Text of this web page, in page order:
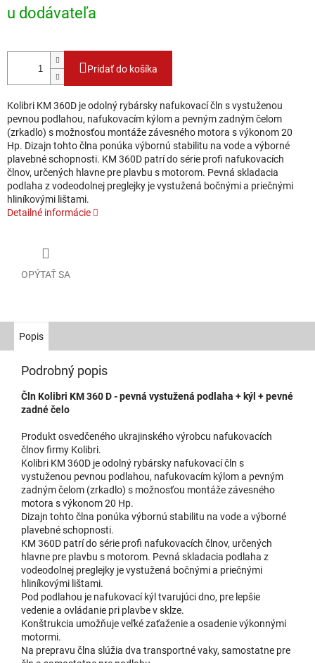
u dodávateľa
Pridať do košíka
Kolibri KM 360D je odolný rybársky nafukovací čln s vystuženou
pevnou podlahou, nafukovacím kýlom a pevným zadným čelom
(zrkadlo) s možnosťou montáže závesného motora s výkonom 20
Hp. Dizajn tohto člna ponúka výbornú stabilitu na vode a výborné
plavebné schopnosti. KM 360D patrí do série profi nafukovacích
člnov, určených hlavne pre plavbu s motorom. Pevná skladacia
podlaha z vodeodolnej preglejky je vystužená bočnými a priečnými
hliníkovými lištami.
Detailné informácie
OPÝTAŤ SA
Popis
Podrobný popis
Čln Kolibri KM 360 D - pevná vystužená podlaha + kýl + pevné
zadné čelo
Produkt osvedčeného ukrajinského výrobcu nafukovacích
člnov firmy Kolibri.
Kolibri KM 360D je odolný rybársky nafukovací čln s
vystuženou pevnou podlahou, nafukovacím kýlom a pevným
zadným čelom (zrkadlo) s možnosťou montáže závesného
motora s výkonom 20 Hp.
Dizajn tohto člna ponúka výbornú stabilitu na vode a výborné
plavebné schopnosti.
KM 360D patrí do série profi nafukovacích člnov, určených
hlavne pre plavbu s motorom. Pevná skladacia podlaha z
vodeodolnej preglejky je vystužená bočnými a priečnými
hliníkovými lištami.
Pod podlahou je nafukovací kýl tvarujúci dno, pre lepšie
vedenie a ovládanie pri plavbe v sklze.
Konštrukcia umožňuje veľké zaťaženie a osadenie výkonnými
motormi.
Na prepravu člna slúžia dva transportné vaky, samostatne pre